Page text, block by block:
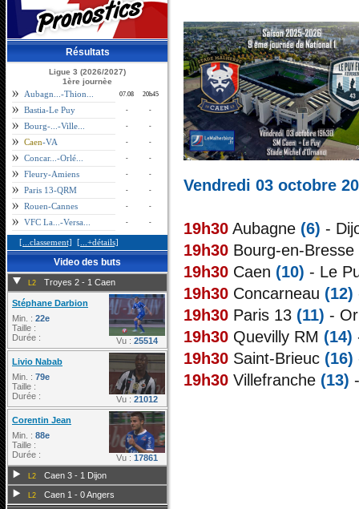
Résultats
Ligue 3 (2026/2027)
1ère journèe
Aubagn...-Thion... 07.08 20h45
Bastia-Le Puy - -
Bourg-...-Ville... - -
Caen-VA - -
Concar...-Orlé... - -
Fleury-Amiens - -
Paris 13-QRM - -
Rouen-Cannes - -
VFC La...-Versa... - -
[...classement] [...+détails]
Video des buts
L2 Troyes 2 - 1 Caen
Stéphane Darbion
Min. : 22e
Taille :
Durée :
Vu : 25514
Livio Nabab
Min. : 79e
Taille :
Durée :
Vu : 21012
Corentin Jean
Min. : 88e
Taille :
Durée :
Vu : 17861
L2 Caen 3 - 1 Dijon
L2 Caen 1 - 0 Angers
Vendredi 03 octobre
19h30 Aubagne (6) -
19h30 Bourg-en-Bresse
19h30 Caen (10) - Le
19h30 Concarneau (12)
19h30 Paris 13 (11) -
19h30 Quevilly RM (14)
19h30 Saint-Brieuc (16)
19h30 Villefranche (13)